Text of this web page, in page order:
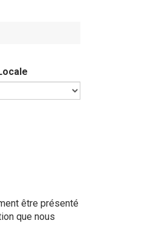
être présenté
que nous